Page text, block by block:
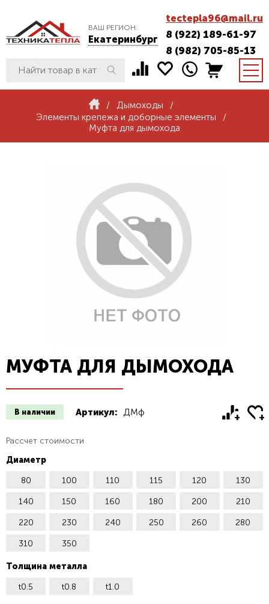
ВАШ РЕГИОН:
Екатеринбург
tectepla96@mail.ru
8 (922) 189-61-97
8 (982) 705-85-13
/ Дымоходы
/
Элементы крепежа и доборные элементы
/
Муфта для дымохода
МУФТА ДЛЯ ДЫМОХОДА
В наличии Артикул: ДМф
Рассчет стоимости
Диаметр
80
100 110 115 120 130
140 150 160 180 200 210
220 230 240 250 260 280
310 350
Толщина металла
t0.5
t0.8 t1.0